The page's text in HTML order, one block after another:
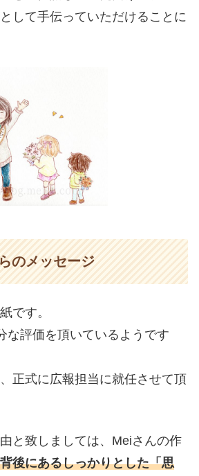
して手伝っていただけることに
のメッセージ
です。
な評価を頂いているようです
正式に広報担当に就任させて頂
と致しましては、Meiさんの作
背後にあるしっかりとした「思